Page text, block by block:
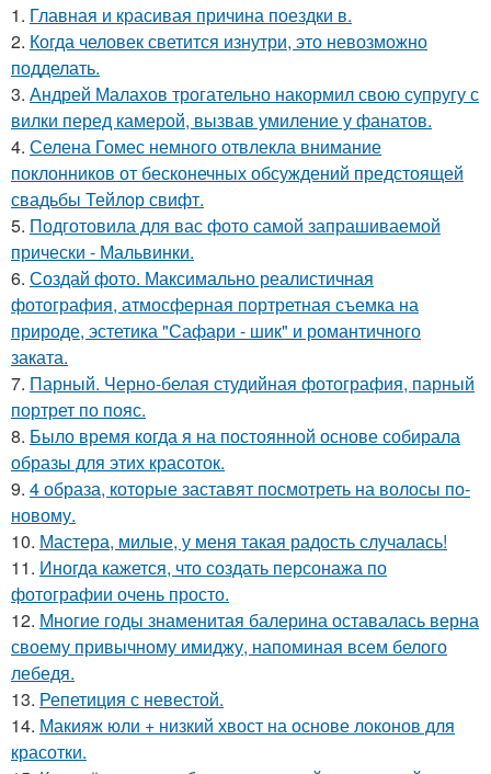
1. Главная и красивая причина поездки в.
2. Когда человек светится изнутри, это невозможно
подделать.
3. Андрей Малахов трогательно накормил свою супругу с
вилки перед камерой, вызвав умиление у фанатов.
4. Селена Гомес немного отвлекла внимание
поклонников от бесконечных обсуждений предстоящей
свадьбы Тейлор свифт.
5. Подготовила для вас фото самой запрашиваемой
прически - Мальвинки.
6. Создай фото. Максимально реалистичная
фотография, атмосферная портретная съемка на
природе, эстетика "Сафари - шик" и романтичного
заката.
7. Парный. Черно-белая студийная фотография, парный
портрет по пояс.
8. Было время когда я на постоянной основе собирала
образы для этих красоток.
9. 4 образа, которые заставят посмотреть на волосы по-
новому.
10. Мастера, милые, у меня такая радость случалась!
11. Иногда кажется, что создать персонажа по
фотографии очень просто.
12. Многие годы знаменитая балерина оставалась верна
своему привычному имиджу, напоминая всем белого
лебедя.
13. Репетиция с невестой.
14. Макияж юли + низкий хвост на основе локонов для
красотки.